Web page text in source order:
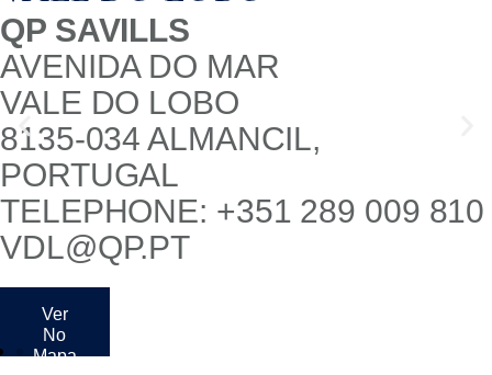
QP SAVILLS
AVENIDA DO MAR
VALE DO LOBO
8135-034 ALMANCIL,
PORTUGAL
TELEPHONE: +351 289 009 810
VDL@QP.PT
Ver
No
Mapa